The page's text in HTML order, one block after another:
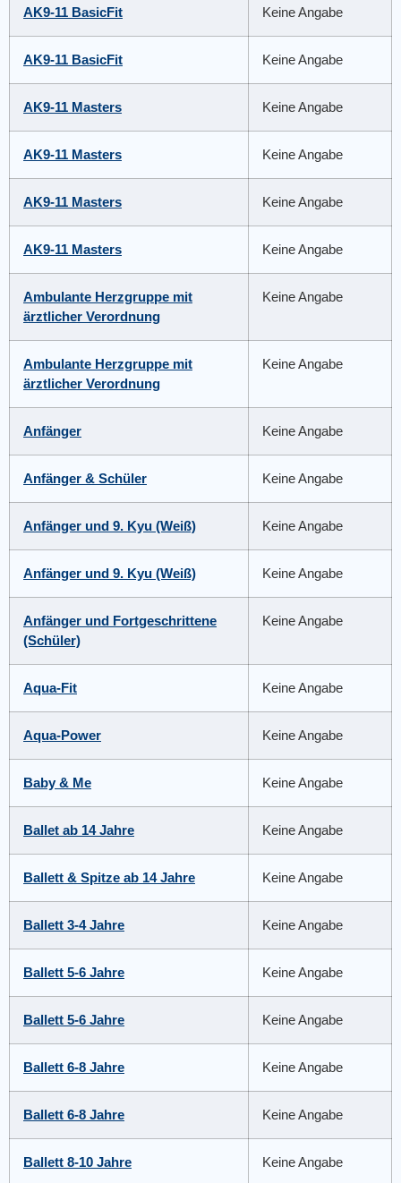
AK9-11 BasicFit Keine Angabe
AK9-11 BasicFit Keine Angabe
AK9-11 Masters Keine Angabe
AK9-11 Masters Keine Angabe
AK9-11 Masters Keine Angabe
AK9-11 Masters Keine Angabe
Ambulante Herzgruppe mit
ärztlicher Verordnung
Keine Angabe
Ambulante Herzgruppe mit
ärztlicher Verordnung
Keine Angabe
Anfänger Keine Angabe
Anfänger & Schüler Keine Angabe
Anfänger und 9. Kyu (Weiß) Keine Angabe
Anfänger und 9. Kyu (Weiß) Keine Angabe
Anfänger und Fortgeschrittene
(Schüler)
Keine Angabe
Aqua-Fit Keine Angabe
Aqua-Power Keine Angabe
Baby & Me Keine Angabe
Ballet ab 14 Jahre Keine Angabe
Ballett & Spitze ab 14 Jahre Keine Angabe
Ballett 3-4 Jahre Keine Angabe
Ballett 5-6 Jahre Keine Angabe
Ballett 5-6 Jahre Keine Angabe
Ballett 6-8 Jahre Keine Angabe
Ballett 6-8 Jahre Keine Angabe
Ballett 8-10 Jahre Keine Angabe